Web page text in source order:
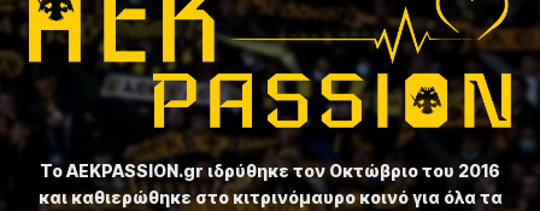
Το ⁦AEKPASSION.gr⁩ ιδρύθηκε τον Οκτώβριο του 2016
και καθιερώθηκε στο κιτρινόμαυρο κοινό για όλα τα